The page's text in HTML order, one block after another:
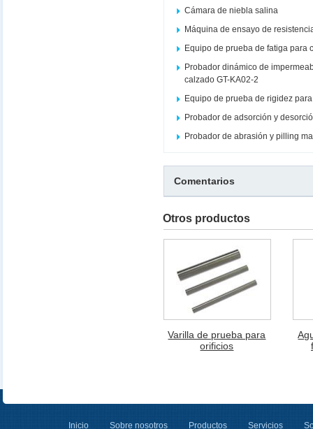
Cámara de niebla salina
Máquina de ensayo de
Equipo de prueba de fatiga para
Probador dinámico de
calzado GT-KA02-2
Equipo de prueba de rigidez
Probador de adsorción y
Probador de abrasión y pilling
Comentarios
Otros productos
Varilla de prueba para
orificios
Inicio Sobre nosotros Productos Servicios